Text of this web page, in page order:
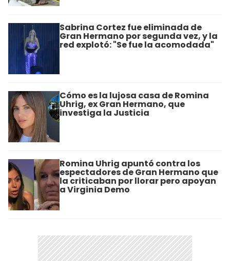
Sabrina Cortez fue eliminada de
Gran Hermano por segunda vez, y la
red explotó: "Se fue la acomodada"
Cómo es la lujosa casa de Romina
Uhrig, ex Gran Hermano, que
investiga la Justicia
Romina Uhrig apuntó contra los
espectadores de Gran Hermano que
la criticaban por llorar pero apoyan
a Virginia Demo